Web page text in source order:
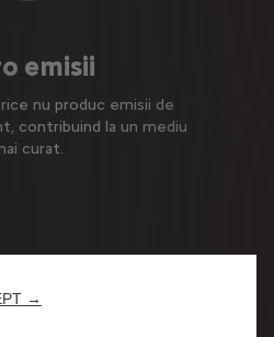
emisii
nu produc emisii de
contribuind la un mediu
curat.
→